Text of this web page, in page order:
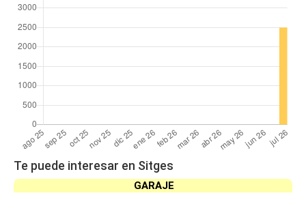
Te puede interesar en Sitges
GARAJE